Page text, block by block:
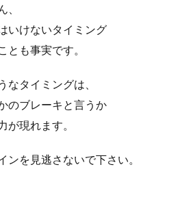
、
いけないタイミング
とも事実です。
なタイミングは、
のブレーキと言うか
が現れます。
ンを見逃さないで下さい。